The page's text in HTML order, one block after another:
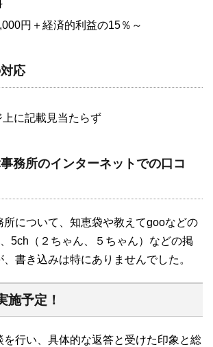
円＋経済的利益の15％～
応
に記載見当たらず
務所のインターネットでの口コ
所について、知恵袋や教えてgooなどの
5ch（２ちゃん、５ちゃん）などの掲
書き込みは特にありませんでした。
施予定！
を行い、具体的な返答と受けた印象と総